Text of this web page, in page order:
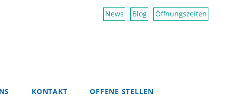
News Blog Öffnungszeiten
KONTAKT OFFENE STELLEN